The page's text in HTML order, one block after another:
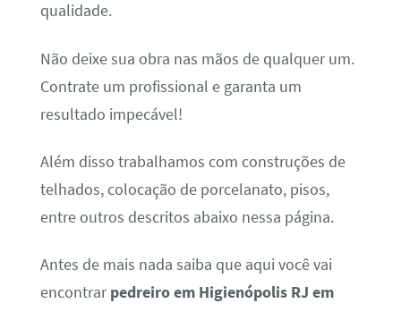
qualidade.
Não deixe sua obra nas mãos de qualquer um.
Contrate um profissional e garanta um
resultado impecável!
Além disso trabalhamos com construções de
telhados, colocação de porcelanato, pisos,
entre outros descritos abaixo nessa página.
Antes de mais nada saiba que aqui você vai
encontrarpedreiro em Higienópolis RJ em